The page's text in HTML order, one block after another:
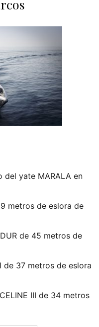
del yate MARALA en
metros de eslora de
de 45 metros de
de 37 metros de eslora
III de 34 metros